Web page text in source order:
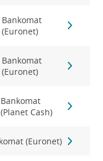
Bankomat
(Euronet)
Bankomat
(Euronet)
Bankomat
(Planet Cash)
(Euronet)